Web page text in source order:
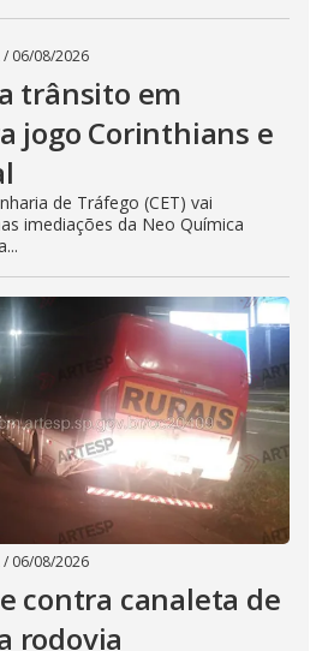
/ 06/08/2026
trânsito em
jogo Corinthians e
de Tráfego (CET) vai
imediações da Neo Química
/ 06/08/2026
contra canaleta de
rodovia